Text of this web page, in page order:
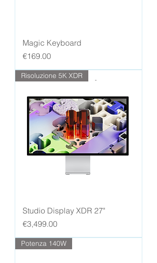
Magic Keyboard
Price
€169.00
Risoluzione 5K XDR
Studio Display XDR 27"
Price
€3,499.00
Potenza 140W